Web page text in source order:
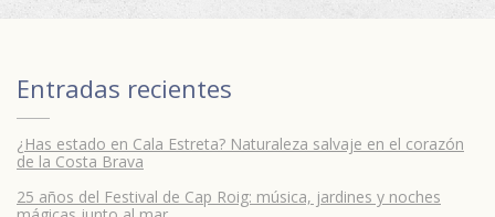
Entradas recientes
¿Has estado en Cala Estreta? Naturaleza salvaje en el corazón
de la Costa Brava
25 años del Festival de Cap Roig: música, jardines y noches